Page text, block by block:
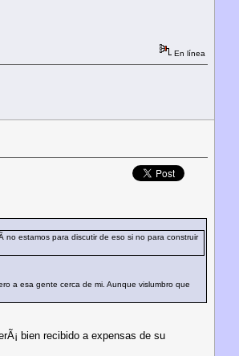
En línea
no estamos para discutir de eso si no para construir
a esa gente cerca de mi. Aunque vislumbro que
bien recibido a expensas de su